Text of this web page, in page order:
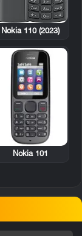
Nokia 110 (2023)
Nokia 101